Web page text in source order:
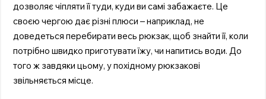
дозволяє чіпляти її туди, куди ви самі забажаєте. Це
своєю чергою дає різні плюси – наприклад, не
доведеться перебирати весь рюкзак, щоб знайти її, коли
потрібно швидко приготувати їжу, чи напитись води. До
того ж завдяки цьому, у похідному рюкзакові
звільняється місце.